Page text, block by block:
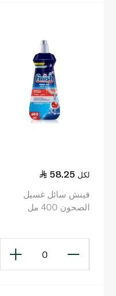
58.25 لكل
فينش سائل غسيل
الصحون 400 مل
0